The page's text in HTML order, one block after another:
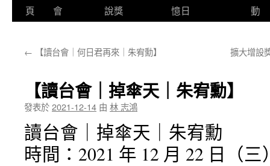
頁
會
說獎
憶日
動
← 【讀台會｜何日君再來｜朱宥勳】 擴大增設
【讀台會｜掉傘天｜朱宥勳】
發表於2021-12-14 由 林 志鴻
讀台會｜掉傘天｜朱宥勳
時間：2021 年 12 月 22 日（三